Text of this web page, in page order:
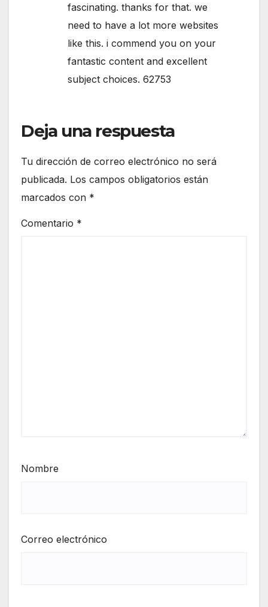
fascinating. thanks for that. we
need to have a lot more websites
like this. i commend you on your
fantastic content and excellent
subject choices. 62753
Deja una respuesta
Tu dirección de correo electrónico no será
publicada. Los campos obligatorios están
marcados con *
Comentario *
Nombre
Correo electrónico